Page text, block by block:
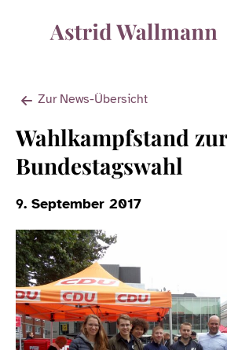
Zur News-Übersicht
Wahlkampfstand zur
Bundestagswahl
9. September 2017